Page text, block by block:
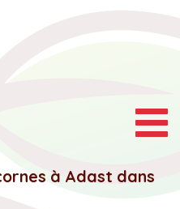
à Adast dans